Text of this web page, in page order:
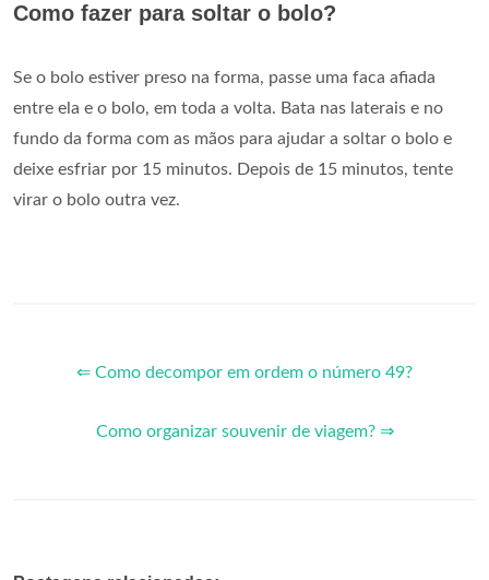
Como fazer para soltar o bolo?
Se o bolo estiver preso na forma, passe uma faca afiada
entre ela e o bolo, em toda a volta. Bata nas laterais e no
fundo da forma com as mãos para ajudar a soltar o bolo e
deixe esfriar por 15 minutos. Depois de 15 minutos, tente
virar o bolo outra vez.
⇐ Como decompor em ordem o número 49?
Como organizar souvenir de viagem? ⇒